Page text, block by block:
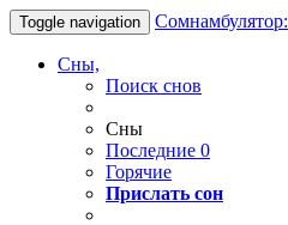
Toggle navigation Сомнамбулятор:
Сны,
Поиск снов
Сны
Последние 0
Горячие
Прислать сон